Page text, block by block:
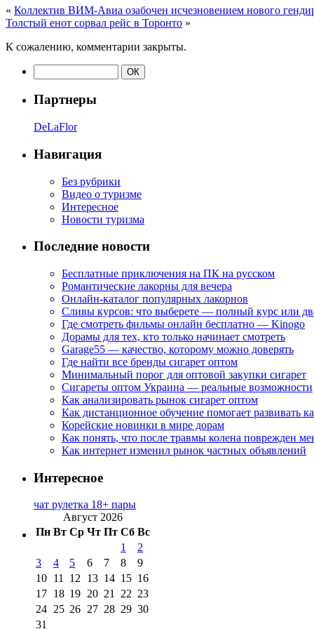
« Коллектив ВИМ-Авиа озабочен исчезновением нового
Толстый енот сорвал рейс в Торонто »
К сожалению, комментарии закрыты.
Партнеры
DeLaFlor
Навигация
Без рубрики
Видео о туризме
Интересное
Новости туризма
Последние новости
Бесплатные приключения на ПК на русском
Романтические лакорны для вечера
Онлайн-каталог популярных лакорнов
Сливы курсов: что выберете — полный курс или
Где смотреть фильмы онлайн бесплатно — Kinogo
Дорамы для тех, кто только начинает смотреть
Garage55 — качество, которому можно доверять
Где найти все бренды сигарет оптом
Минимальный порог для оптовой закупки сигарет
Сигареты оптом Украина — реальные возможности
Как анализировать рынок сигарет оптом
Как дистанционное обучение помогает развивать
Корейские новинки в мире дорам
Как понять, что после травмы колена поврежден
Как интернет изменил рынок частных объявлений
Интересное
чат рулетка 18+ пары
Август 2026
Пн Вт Ср Чт Пт Сб Вс
1
2
3
4 5 6 7 8
9
10 11 12 13 14 15 16
17 18 19 20 21 22 23
24 25 26 27 28 29 30
31